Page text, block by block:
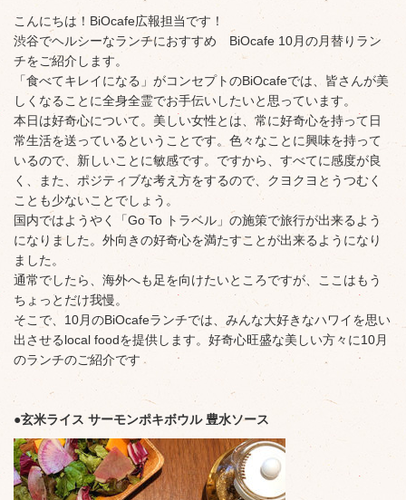
こんにちは！BiOcafe広報担当です！
渋谷でヘルシーなランチにおすすめ BiOcafe 10月の月替りラン
チをご紹介します。
「食べてキレイになる」がコンセプトのBiOcafeでは、皆さんが美
しくなることに全身全霊でお手伝いしたいと思っています。
本日は好奇心について。美しい女性とは、常に好奇心を持って日
常生活を送っているということです。色々なことに興味を持って
いるので、新しいことに敏感です。ですから、すべてに感度が良
く、また、ポジティブな考え方をするので、クヨクヨとうつむく
ことも少ないことでしょう。
国内ではようやく「Go To トラベル」の施策で旅行が出来るよう
になりました。外向きの好奇心を満たすことが出来るようになり
ました。
通常でしたら、海外へも足を向けたいところですが、ここはもう
ちょっとだけ我慢。
そこで、10月のBiOcafeランチでは、みんな大好きなハワイを思い
出させるlocal foodを提供します。好奇心旺盛な美しい方々に10月
のランチのご紹介です
●玄米ライス サーモンポキボウル 豊水ソース